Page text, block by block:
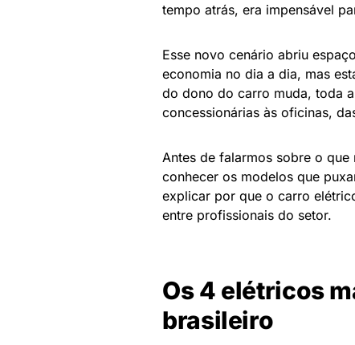
tempo atrás, era impensável
Esse novo cenário abriu
economia no dia a dia, mas
do dono do carro muda, toda
concessionárias às oficinas,
Antes de falarmos sobre o
conhecer os modelos que
explicar por que o carro
entre profissionais do setor.
Os 4 elétricos
brasileiro